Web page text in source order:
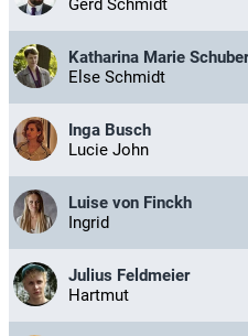
Katharina Marie
Else Schmidt
Inga Busch
Lucie John
Luise von Finckh
Ingrid
Julius Feldmeier
Hartmut